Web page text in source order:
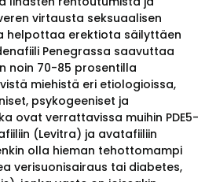
virtausta seksuaalisen
helpottaa erektiota säilyttäen
Penegrassa saavuttaa
noin 70-85 prosentilla
miehistä eri etiologioissa,
psykogeeniset ja
ovat verrattavissa muihin PDE5-
(Levitra) ja avatafiiliin
olla hieman tehottomampi
verisuonisairaus tai diabetes,